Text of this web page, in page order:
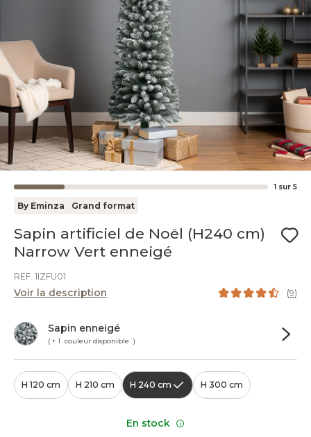
1 sur 5
By Eminza Grand format
Sapin artificiel de Noël (H240 cm)
Narrow Vert enneigé
REF. 1IZFU01
Voir la description (9)
Sapin enneigé
( + 1 couleur disponible )
H 120 cm H 210 cm H 240 cm H 300 cm